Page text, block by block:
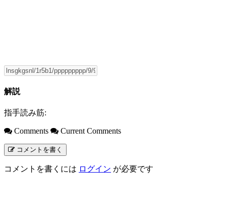
解説
指手読み筋:
Comments Current Comments
コメントを書く
コメントを書くには ログイン が必要です